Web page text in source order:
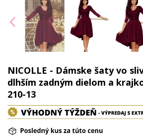
NICOLLE - Dámske šaty vo
dlhším zadným dielom a
210-13